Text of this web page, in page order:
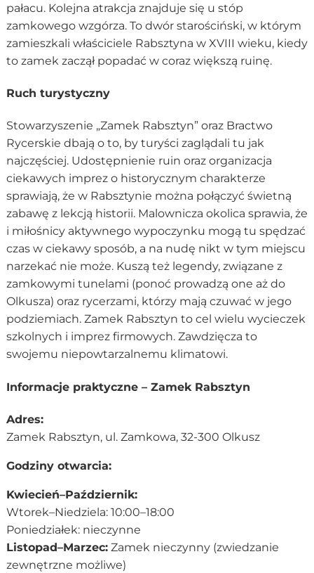
pałacu. Kolejna atrakcja znajduje się u stóp
zamkowego wzgórza. To dwór starościński, w którym
zamieszkali właściciele Rabsztyna w XVIII wieku, kiedy
to zamek zaczął popadać w coraz większą ruinę.
Ruch turystyczny
Stowarzyszenie „Zamek Rabsztyn” oraz Bractwo
Rycerskie dbają o to, by turyści zaglądali tu jak
najczęściej. Udostępnienie ruin oraz organizacja
ciekawych imprez o historycznym charakterze
sprawiają, że w Rabsztynie można połączyć świetną
zabawę z lekcją historii. Malownicza okolica sprawia, że
i miłośnicy aktywnego wypoczynku mogą tu spędzać
czas w ciekawy sposób, a na nudę nikt w tym miejscu
narzekać nie może. Kuszą też legendy, związane z
zamkowymi tunelami (ponoć prowadzą one aż do
Olkusza) oraz rycerzami, którzy mają czuwać w jego
podziemiach. Zamek Rabsztyn to cel wielu wycieczek
szkolnych i imprez firmowych. Zawdzięcza to
swojemu niepowtarzalnemu klimatowi.
Informacje praktyczne – Zamek Rabsztyn
Adres:
Zamek Rabsztyn, ul. Zamkowa, 32-300 Olkusz
Godziny otwarcia:
Kwiecień–Październik:
Wtorek–Niedziela: 10:00–18:00
Poniedziałek: nieczynne
Listopad–Marzec:Zamek nieczynny (zwiedzanie
zewnętrzne możliwe)